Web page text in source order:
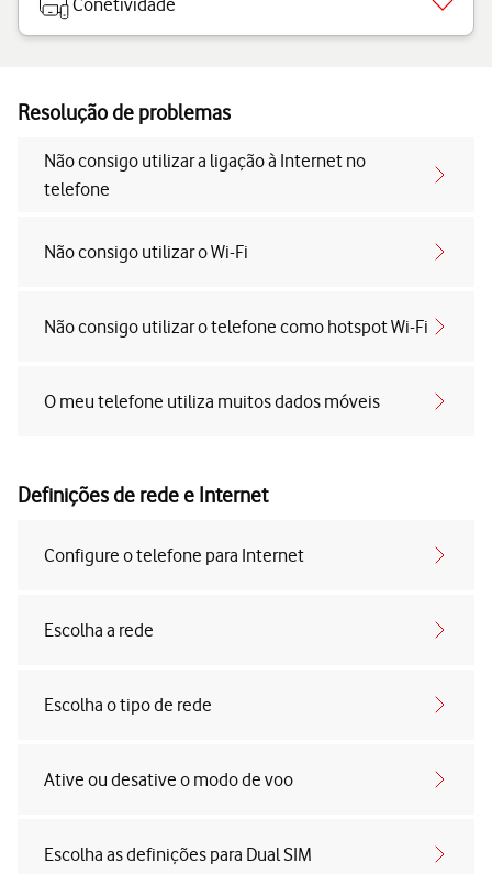
Conetividade
Resolução de problemas
Não consigo utilizar a ligação à Internet no
telefone
Não consigo utilizar o Wi-Fi
Não consigo utilizar o telefone como hotspot Wi-Fi
O meu telefone utiliza muitos dados móveis
Definições de rede e Internet
Configure o telefone para Internet
Escolha a rede
Escolha o tipo de rede
Ative ou desative o modo de voo
Escolha as definições para Dual SIM